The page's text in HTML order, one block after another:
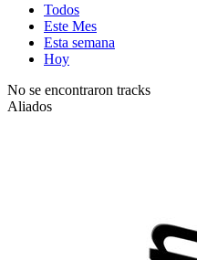
Todos
Este Mes
Esta semana
Hoy
No se encontraron tracks
Aliados